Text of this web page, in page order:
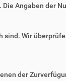
Angaben der
Wir
der